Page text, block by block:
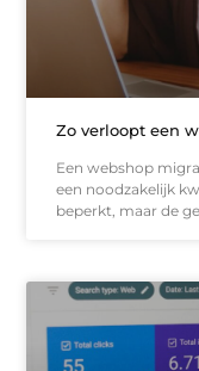
Zo verloopt een
Een webshop
een noodzakelijk
beperkt, maar de